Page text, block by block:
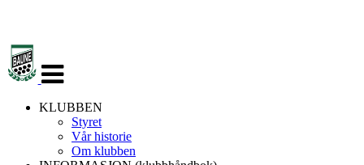
navigasjon
KLUBBEN
Styret
Vår historie
Om klubben